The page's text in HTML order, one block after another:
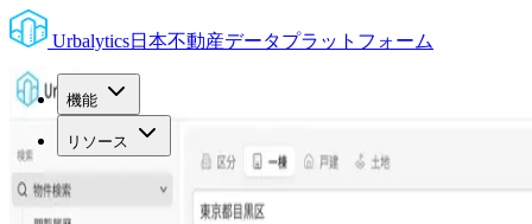
Urbalytics日本不動産データプラットフォーム
機能
リソース
料金プラン お問い合わせ
無料で始める